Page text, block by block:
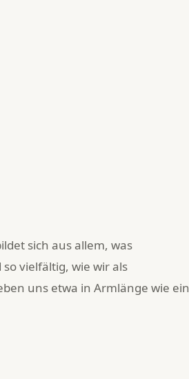
sich aus allem, was
vielfältig, wie wir als
uns etwa in Armlänge wie ein